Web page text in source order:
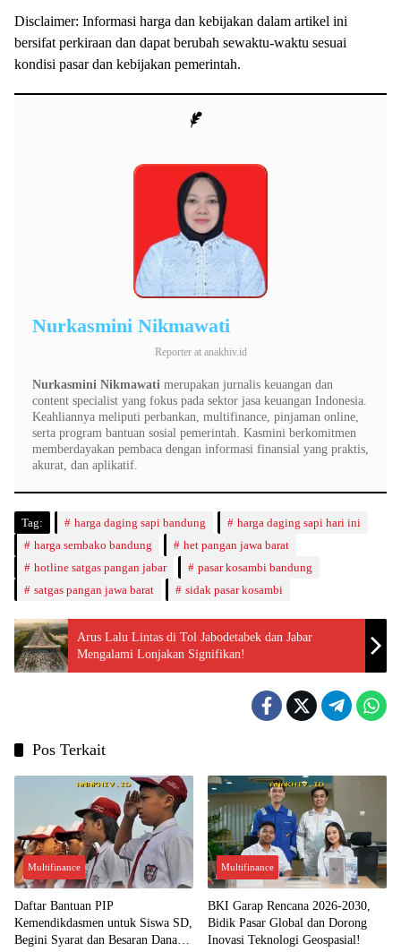
Disclaimer: Informasi harga dan kebijakan dalam artikel ini
bersifat perkiraan dan dapat berubah sewaktu-waktu sesuai
kondisi pasar dan kebijakan pemerintah.
Nurkasmini Nikmawati
Reporter at anakhiv.id
Nurkasmini Nikmawati merupakan jurnalis keuangan dan
content specialist yang fokus pada sektor jasa keuangan Indonesia.
Keahliannya meliputi perbankan, multifinance, pinjaman online,
serta program bantuan sosial pemerintah. Kasmini berkomitmen
memberdayakan pembaca dengan informasi finansial yang praktis,
akurat, dan aplikatif.
Tag: harga daging sapi bandung
harga daging sapi hari ini
harga sembako bandung
het pangan jawa barat
hotline satgas pangan jabar
pasar kosambi bandung
satgas pangan jawa barat
sidak pasar kosambi
Arus Lalu Lintas di Tol Jabodetabek dan Jabar
Mengalami Lonjakan Signifikan!
Pos Terkait
Multifinance
Daftar Bantuan PIP
Kemendikdasmen untuk Siswa SD,
Begini Syarat dan Besaran Dana
Multifinance
BKI Garap Rencana 2026-2030,
Bidik Pasar Global dan Dorong
Inovasi Teknologi Geospasial!